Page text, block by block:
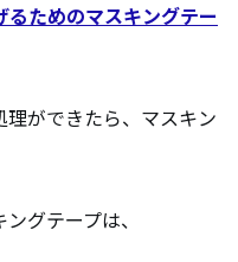
ためのマスキングテー
ができたら、マスキン
グテープは、